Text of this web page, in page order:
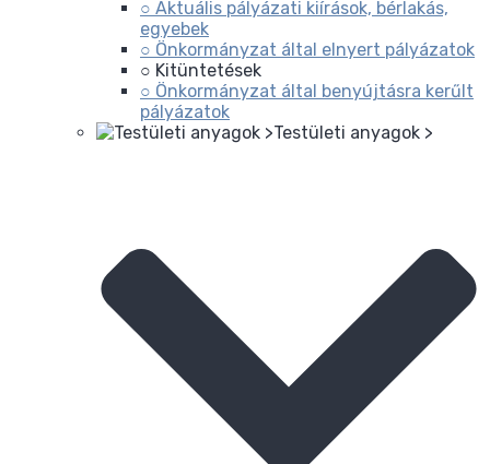
○ Aktuális pályázati kiírások, bérlakás,
egyebek
○ Önkormányzat által elnyert pályázatok
○ Kitüntetések
○ Önkormányzat által benyújtásra kerűlt
pályázatok
Testületi anyagok >